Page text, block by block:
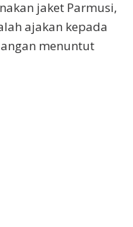
jaket Parmusi,
ajakan kepada
menuntut